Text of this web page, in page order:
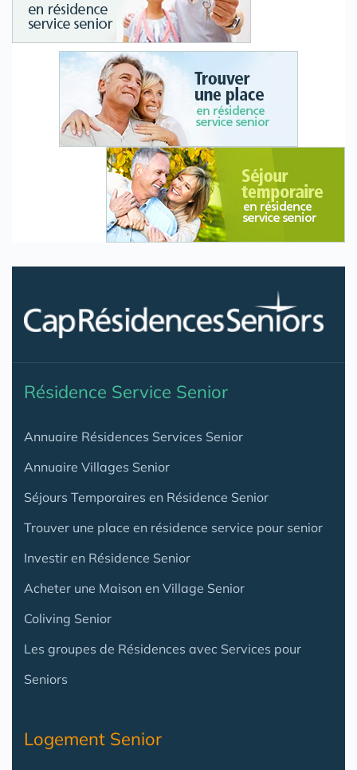
Résidence Service Senior
Annuaire Résidences Services Senior
Annuaire Villages Senior
Séjours Temporaires en Résidence Senior
Trouver une place en résidence service pour senior
Investir en Résidence Senior
Acheter une Maison en Village Senior
Coliving Senior
Les groupes de Résidences avec Services pour
Seniors
Logement Senior